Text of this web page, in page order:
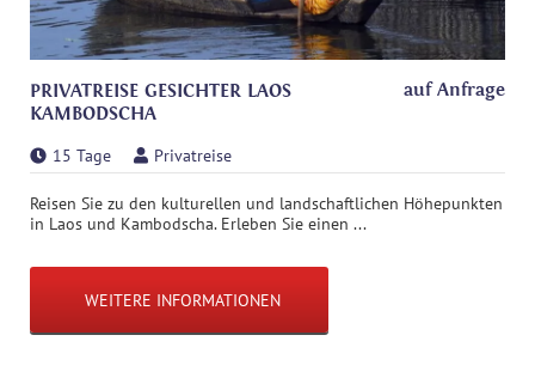
PRIVATREISE GESICHTER LAOS
KAMBODSCHA
auf Anfrage
15 Tage Privatreise
Reisen Sie zu den kulturellen und landschaftlichen Höhepunkten
in Laos und Kambodscha. Erleben Sie einen ...
WEITERE INFORMATIONEN